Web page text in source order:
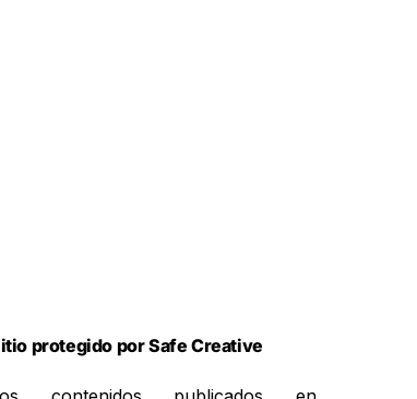
protegido por Safe Creative